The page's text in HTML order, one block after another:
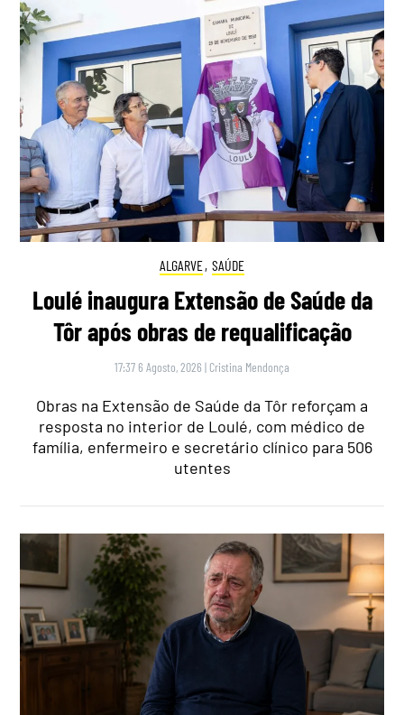
ALGARVE, SAÚDE
Loulé inaugura Extensão de Saúde da
Tôr após obras de requalificação
17:37 6 Agosto, 2026 | Cristina Mendonça
Obras na Extensão de Saúde da Tôr reforçam a
resposta no interior de Loulé, com médico de
família, enfermeiro e secretário clínico para 506
utentes